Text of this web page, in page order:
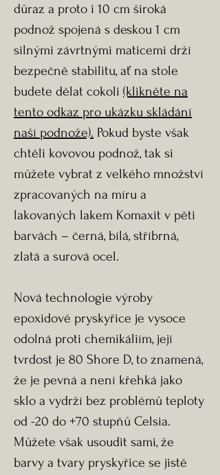
důraz a proto i 10 cm široká
podnož spojená s deskou 1 cm
silnými závrtnými maticemi drží
bezpečně stabilitu, ať na stole
budete dělat cokoli (klikněte na
tento odkaz pro ukázku skládání
naší podnože). Pokud byste však
chtěli kovovou podnož, tak si
můžete vybrat z velkého množství
zpracovaných na míru a
lakovaných lakem Komaxit v pěti
barvách – černá, bílá, stříbrná,
zlatá a surová ocel.
Nová technologie výroby
epoxidové pryskyřice je vysoce
odolná proti chemikáliím, její
tvrdost je 80 Shore D, to znamená,
že je pevná a není křehká jako
sklo a vydrží bez problémů teploty
od -20 do +70 stupňů Celsia.
Můžete však usoudit sami, že
barvy a tvary pryskyřice se jistě